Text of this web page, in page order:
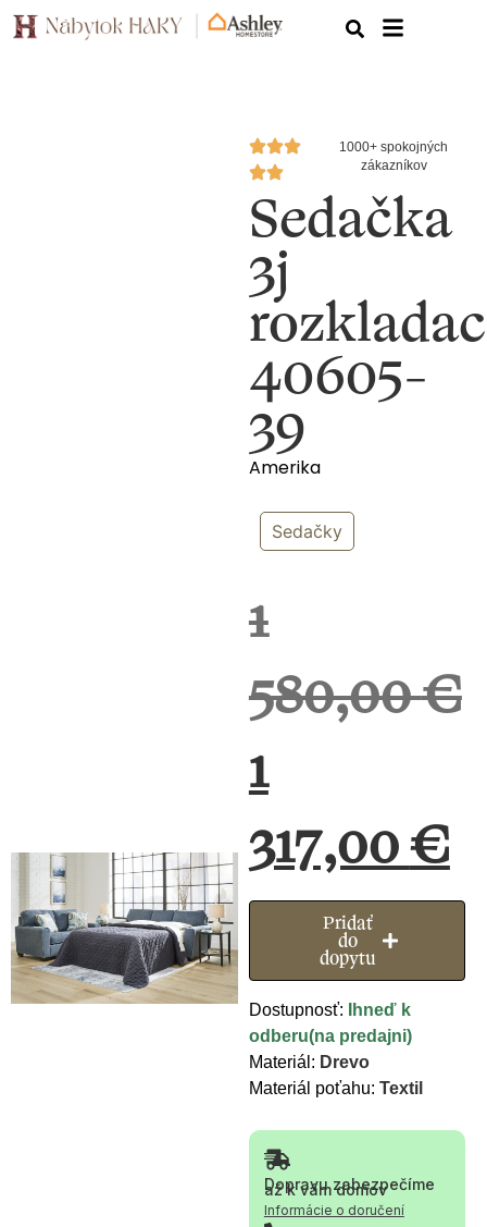
1000+ spokojných
zákazníkov
Sedačka
3j
40605-
39
Amerika
Sedačky
1
580,00€
1
317,00€
Pridať
do
dopytu
Dostupnosť:
Ihneď k
odberu(na predajni)
Materiál: Drevo
Materiál poťahu: Textil
Dopravu zabezpečíme
až k vám domov
Informácie o doručení